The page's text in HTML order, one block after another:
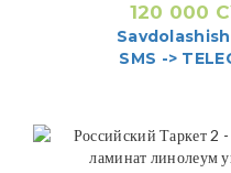
120 000
Savdolashish
SMS ->